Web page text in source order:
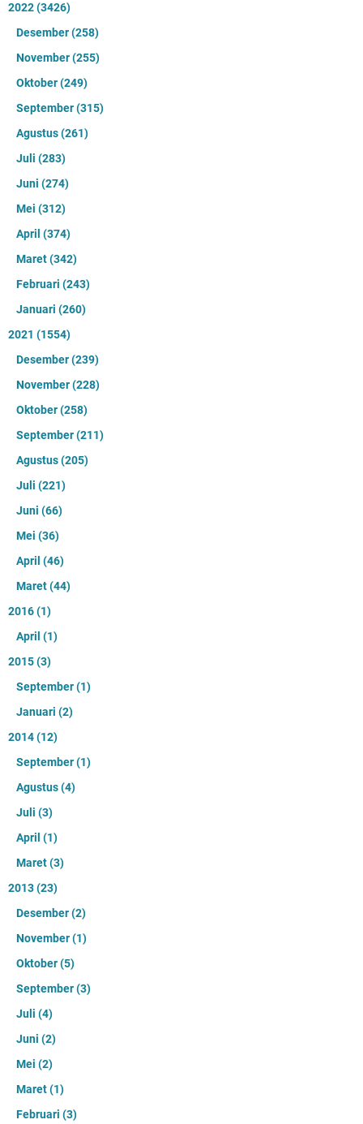
2022(3426)
Desember(258)
November(255)
Oktober(249)
September(315)
Agustus(261)
Juli (283)
Juni (274)
Mei (312)
April (374)
Maret(342)
Februari (243)
Januari (260)
2021 (1554)
Desember(239)
November(228)
Oktober(258)
September(211)
Agustus(205)
Juli (221)
Juni (66)
Mei (36)
April (46)
Maret(44)
2016(1)
April (1)
2015(3)
September(1)
Januari (2)
2014(12)
September(1)
Agustus(4)
Juli (3)
April (1)
Maret(3)
2013(23)
Desember(2)
November(1)
Oktober(5)
September(3)
Juli (4)
Juni (2)
Mei (2)
Maret(1)
Februari (3)